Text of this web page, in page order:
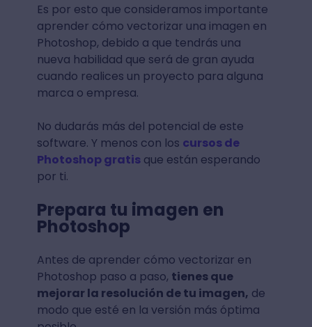
Es por esto que consideramos importante
aprender cómo vectorizar una imagen en
Photoshop, debido a que tendrás una
nueva habilidad que será de gran ayuda
cuando realices un proyecto para alguna
marca o empresa.
No dudarás más del potencial de este
software. Y menos con los cursos de
Photoshop gratisque están esperando
por ti.
Prepara tu imagen en
Photoshop
Antes de aprender cómo vectorizar en
Photoshop paso a paso, tienes que
mejorar la resolución de tu imagen, de
modo que esté en la versión más óptima